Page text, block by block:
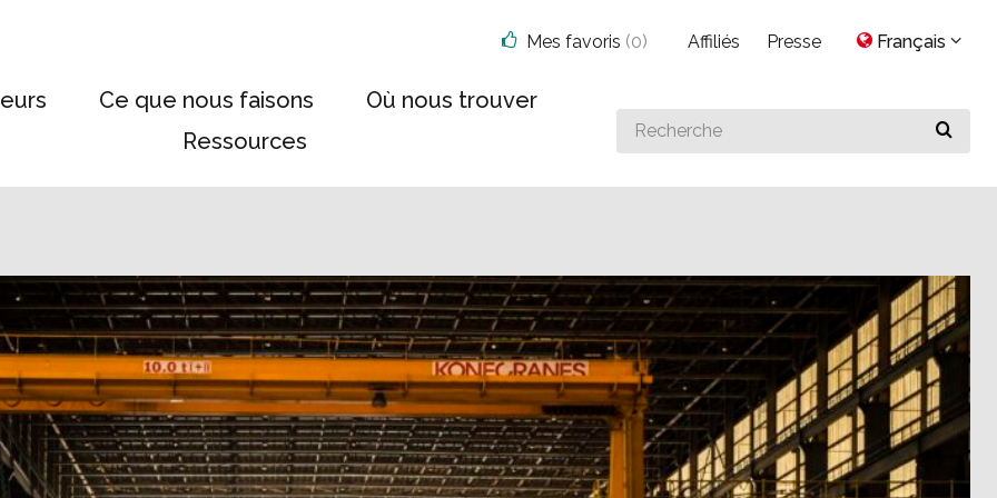
Ce que nous faisons
Où nous trouver
Ressources
Search
for
Mes favoris (0) Affiliés Presse Français